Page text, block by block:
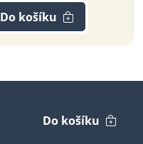
Do košíku
Do košíku